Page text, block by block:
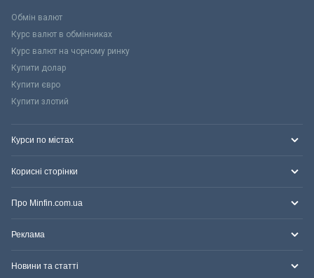
Обмін валют
Курс валют в обмінниках
Курс валют на чорному ринку
Купити долар
Купити євро
Купити злотий
Курси по містах
Корисні сторінки
Про Minfin.com.ua
Реклама
Новини та статті